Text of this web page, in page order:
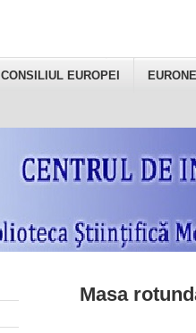
CONSILIUL EUROPEI
Masa